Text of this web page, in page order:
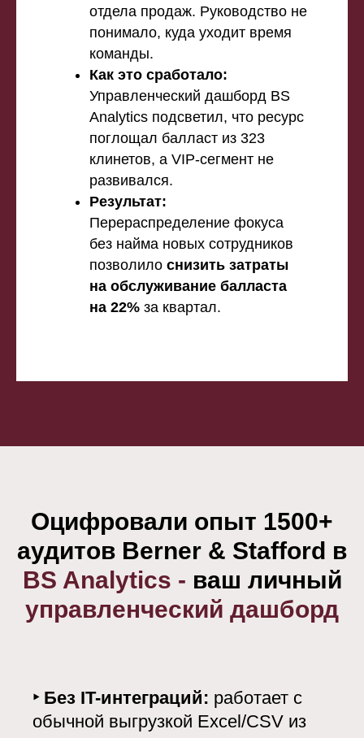
отдела продаж. Руководство не
понимало, куда уходит время
команды.
Как это сработало:
Управленческий дашборд BS
Analytics подсветил, что ресурс
поглощал балласт из 323
клинетов, а VIP-сегмент не
развивался.
Результат:
Перераспределение фокуса
без найма новых сотрудников
позволило снизить затраты
на обслуживание балласта
на 22% за квартал.
Оцифровали опыт 1500+
аудитов Berner & Stafford в
BS Analytics - ваш личный
управленческий дашборд
‣ Без IT-интеграций: работает с
обычной выгрузкой Excel/CSV из